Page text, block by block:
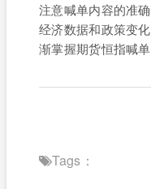
注意喊单内容的准
经济数据和政策变
渐掌握期货恒指喊
Tags：